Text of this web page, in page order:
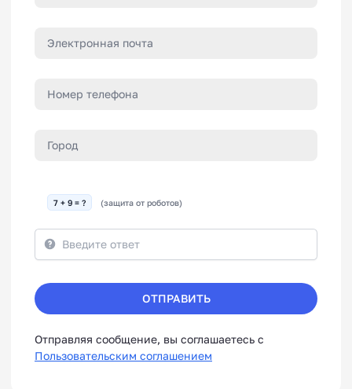
7 + 9 = ? (защита от роботов)
ОТПРАВИТЬ
Отправляя сообщение, вы соглашаетесь с
Пользовательским соглашением